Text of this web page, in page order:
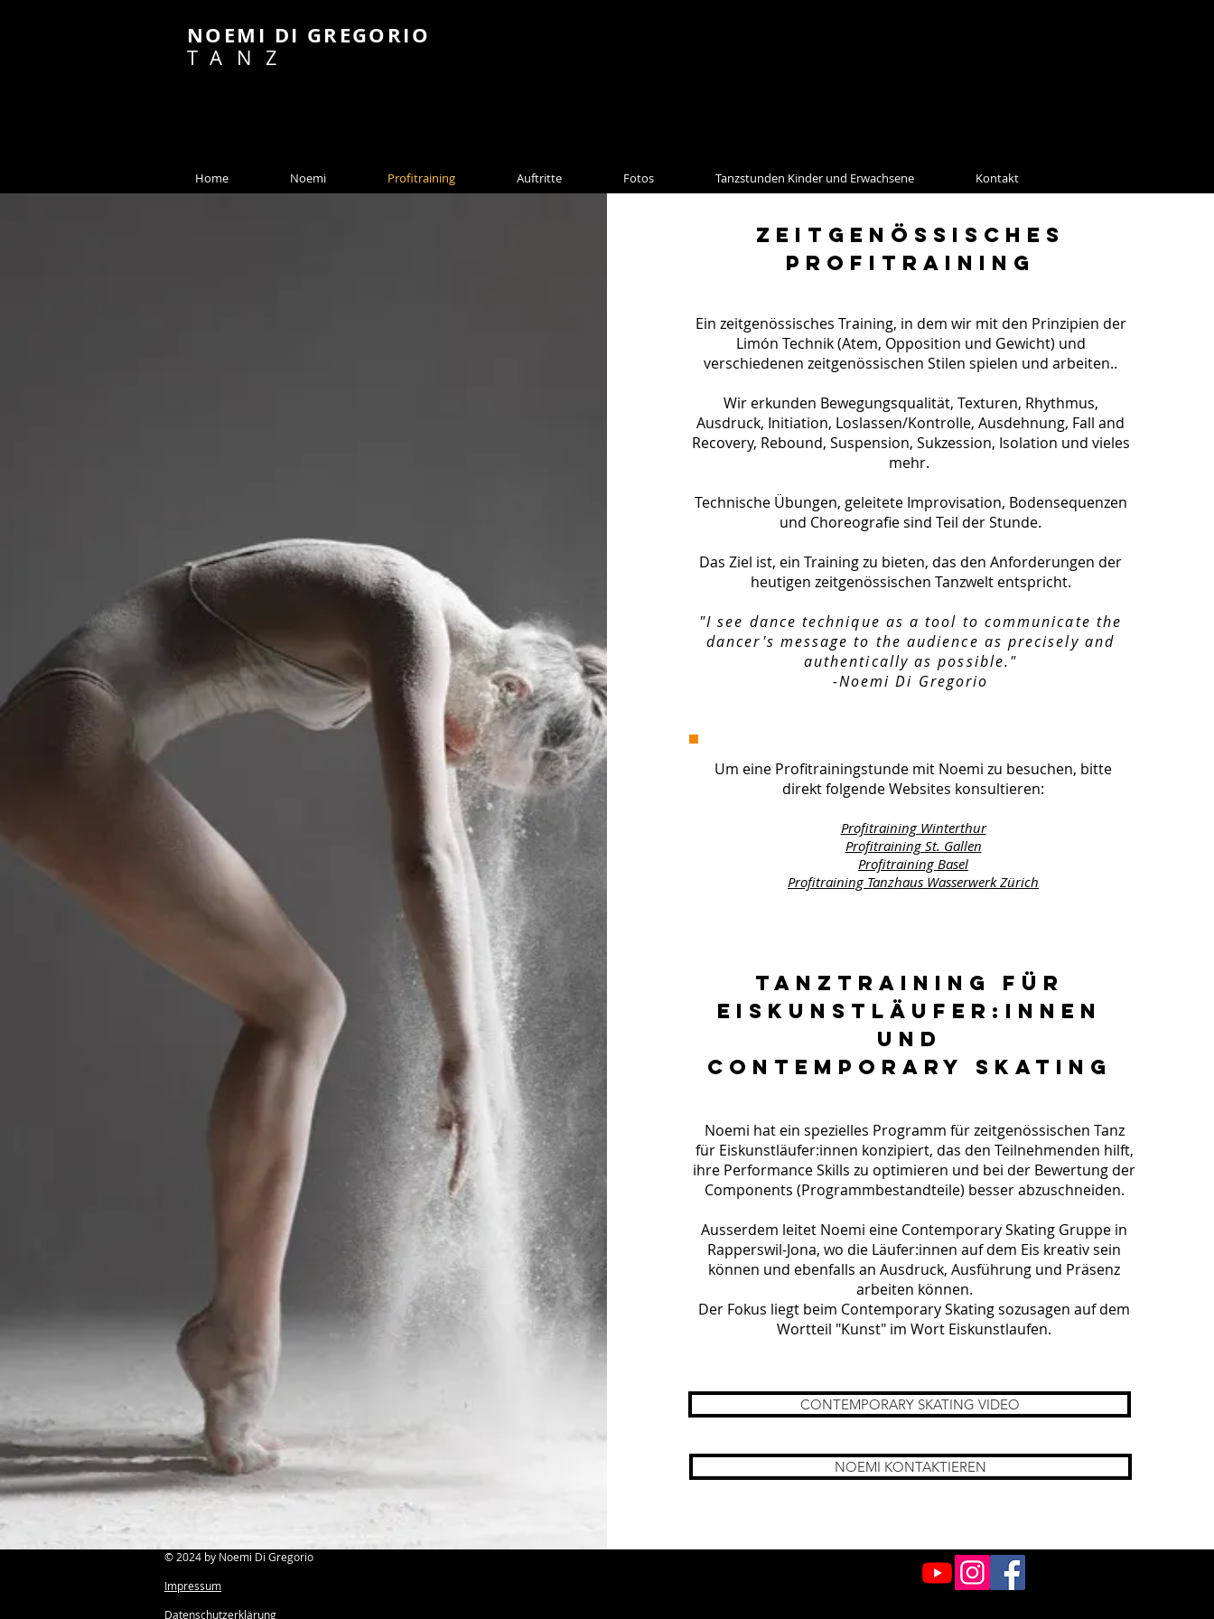
NOEMI DI GREGORIO
TANZ
zeitgenössisches
profitraining
Ein zeitgenössisches Training, in dem wir mit den Prinzipien der
Limón Technik (Atem, Opposition und Gewicht) und
verschiedenen zeitgenössischen Stilen spielen und arbeiten..
Wir erkunden Bewegungsqualität, Texturen, Rhythmus,
Ausdruck, Initiation, Loslassen/Kontrolle, Ausdehnung, Fall and
Recovery, Rebound, Suspension, Sukzession, Isolation und vieles
mehr.
Technische Übungen, geleitete Improvisation, Bodensequenzen
und Choreografie sind Teil der Stunde.
Das Ziel ist, ein Training zu bieten, das den Anforderungen der
heutigen zeitgenössischen Tanzwelt entspricht.
"I see dance technique as a tool to communicate the
dancer's message to the audience as precisely and
authentically as possible."
-Noemi Di Gregorio
Um eine Profitrainingstunde mit Noemi zu besuchen, bitte
direkt folgende Websites konsultieren:​
Profitraining Winterthur
Profitraining St. Gallen
Profitraining Basel
Profitraining Tanzhaus Wasserwerk Zürich
TANZTRAINING FÜR
EISKUNSTLÄUFER:INNEN
UND
CONTEMPORARY SKATING
Noemi hat ein spezielles Programm für zeitgenössischen Tanz
für Eiskunstläufer:innen konzipiert, das den Teilnehmenden hilft,
ihre Performance Skills zu optimieren und bei der Bewertung der
Components (Programmbestandteile) besser abzuschneiden.
Ausserdem leitet Noemi eine Contemporary Skating Gruppe in
Rapperswil-Jona, wo die Läufer:innen auf dem Eis kreativ sein
können und ebenfalls an Ausdruck, Ausführung und Präsenz
arbeiten können.
Der Fokus liegt beim Contemporary Skating sozusagen auf dem
Wortteil "Kunst" im Wort Eiskunstlaufen.
CONTEMPORARY SKATING VIDEO
NOEMI KONTAKTIEREN
Home Noemi Profitraining Auftritte Fotos Tanzstunden Kinder und Erwachsene Kontakt
© 2024 by Noemi Di Gregorio
Impressum
Datenschutzerklärung